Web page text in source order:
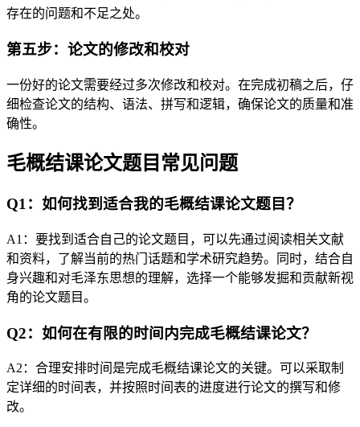
存在的问题和不足之处。
第五步：论文的修改和校对
一份好的论文需要经过多次修改和校对。在完成初稿之后，仔
细检查论文的结构、语法、拼写和逻辑，确保论文的质量和准
确性。
毛概结课论文题目常见问题
Q1：如何找到适合我的毛概结课论文题目？
A1：要找到适合自己的论文题目，可以先通过阅读相关文献
和资料，了解当前的热门话题和学术研究趋势。同时，结合自
身兴趣和对毛泽东思想的理解，选择一个能够发掘和贡献新视
角的论文题目。
Q2：如何在有限的时间内完成毛概结课论文？
A2：合理安排时间是完成毛概结课论文的关键。可以采取制
定详细的时间表，并按照时间表的进度进行论文的撰写和修
改。